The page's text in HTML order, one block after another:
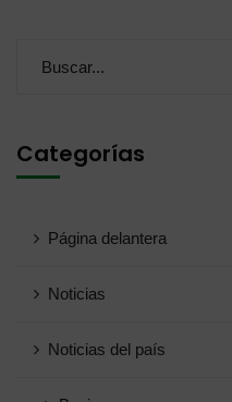
Categorías
Página delantera
Noticias
Noticias del país